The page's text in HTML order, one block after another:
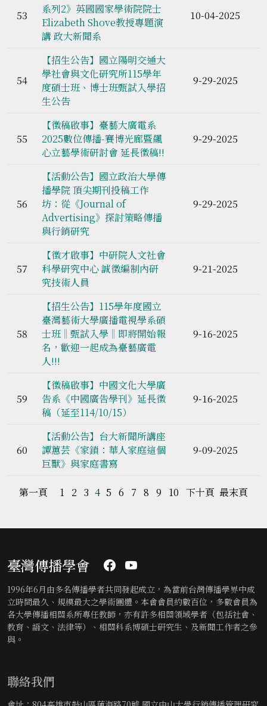
53
系列2》英國國家學術院院士
Elizabeth Shove教授專題演
講 政大新聞系
10-04-2025
54
【招生公告】國立陽明交通大
學社會與文化研究所115學年
度碩士班、博士班甄試入學招
生公告
9-29-2025
55
【徵稿啟事】臺藝大廣電系
2025數位傳播-賽博光廊暨飆
心立藝學術研討會 延長徵稿!!
9-29-2025
56
【活動公告】國立政治大學傳
播學院 頂尖期刊投稿工作
坊：從《Journal of
Advertising》探討策略傳播
與行銷研究
9-29-2025
57
【徵才啟事】中研院人文社會
科學研究中心 誠徵編制內研
究技術人員
9-21-2025
58
【招生公告】115學年度國立
臺灣藝術大學廣播電視學系碩
士班‖甄試入學‖即將開始報
名，歡迎一起成為臺藝廣電
人!!!
9-16-2025
59
【徵稿啟事】中國文化大學廣
告系《中國廣告學刊》延長徵
稿（延至114/10/15）
9-16-2025
60
【活動公告】台大新聞所講座
譚蕙芸《家鎖：華人家庭這個
巨獸》與家庭書寫
9-09-2025
第一頁 1 2 3 4 5 6 7 8 9 10 下十頁 最末頁
臺灣傳播學會
1996年6月由多名傳播學者共同發起成立，為當前台灣傳播學界中成
立時間最久、規模最大之學術團體。本會會員約數百位，多數會員為
各大學傳播相關系所專任教師，亦有許多相關領域學者（包括社會、
教育、語文、法律等）、相關科系博碩士研究生、及新聞工作者之參
與。
聯絡我們